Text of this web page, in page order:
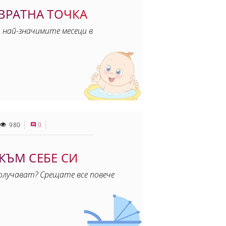
ТОЧКА
значимите месеци в
980 0
СЕБЕ СИ
Срещате все повече